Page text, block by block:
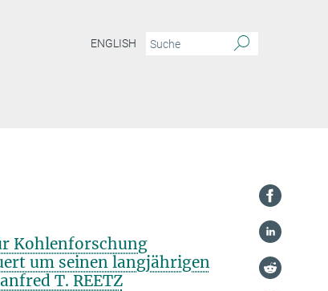
ENGLISH
Kohlenforschung
um seinen langjährigen
T. REETZ